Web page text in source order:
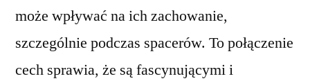
może wpływać na ich zachowanie,
szczególnie podczas spacerów. To połączenie
cech sprawia, że są fascynującymi i